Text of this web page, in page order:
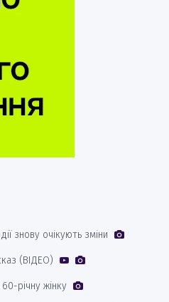
знову очікують зміни
(ВІДЕО)
річну жінку